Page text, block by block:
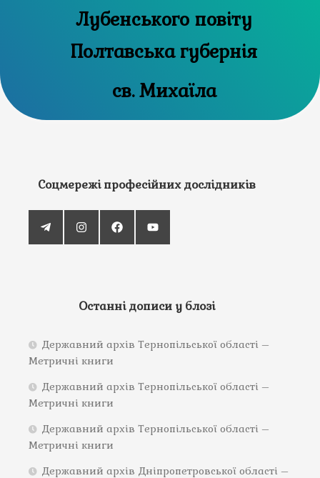
Лубенського повіту
Полтавська губернія
св. Михаїла
Соцмережі професійних дослідників
Останні дописи у блозі
Державний архів Тернопільської області –
Метричні книги
Державний архів Тернопільської області –
Метричні книги
Державний архів Тернопільської області –
Метричні книги
Державний архів Дніпропетровської області –